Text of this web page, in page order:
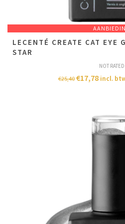
LECENTÉ CREATE CAT EYE
STAR
NOT RATED
€25,40 €17,78 incl.